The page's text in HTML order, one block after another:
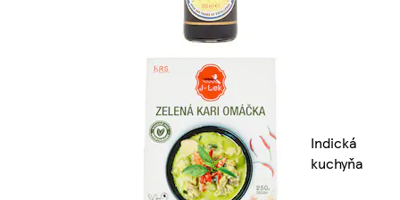
Indická
kuchyňa